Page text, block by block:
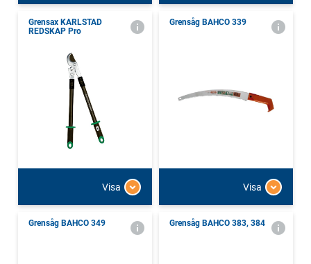
Grensax KARLSTAD
REDSKAP Pro
Visa
Grensåg BAHCO 339
Visa
Grensåg BAHCO 349 Grensåg BAHCO 383, 384